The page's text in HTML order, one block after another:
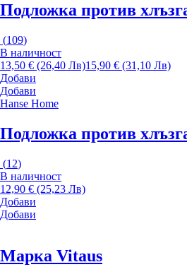
Подложка против
(109)
В наличност
13,50 € (26,40 Лв)15,90 € (31,10 Лв)
Добави
Добави
Hanse Home
Подложка против
(12)
В наличност
12,90 € (25,23 Лв)
Добави
Добави
Марка Vitaus